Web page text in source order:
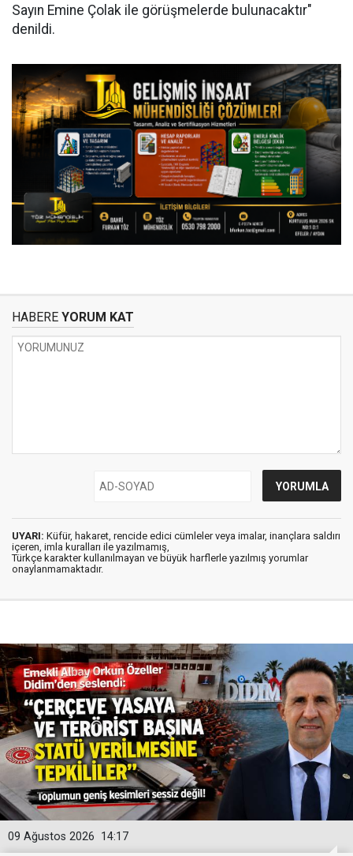
Sayın Emine Çolak ile görüşmelerde bulunacaktır"
denildi.
HABERE YORUM KAT
UYARI: Küfür, hakaret, rencide edici cümleler veya imalar, inançlara saldırı
içeren, imla kuralları ile yazılmamış,
Türkçe karakter kullanılmayan ve büyük harflerle yazılmış yorumlar
onaylanmamaktadır.
14:17
09 Ağustos 2026